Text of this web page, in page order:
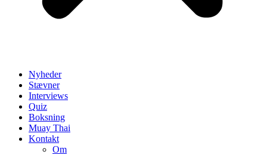
Nyheder
Stævner
Interviews
Quiz
Boksning
Muay Thai
Kontakt
Om